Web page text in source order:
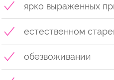
ярко выраженных
естественном
обезвоживании